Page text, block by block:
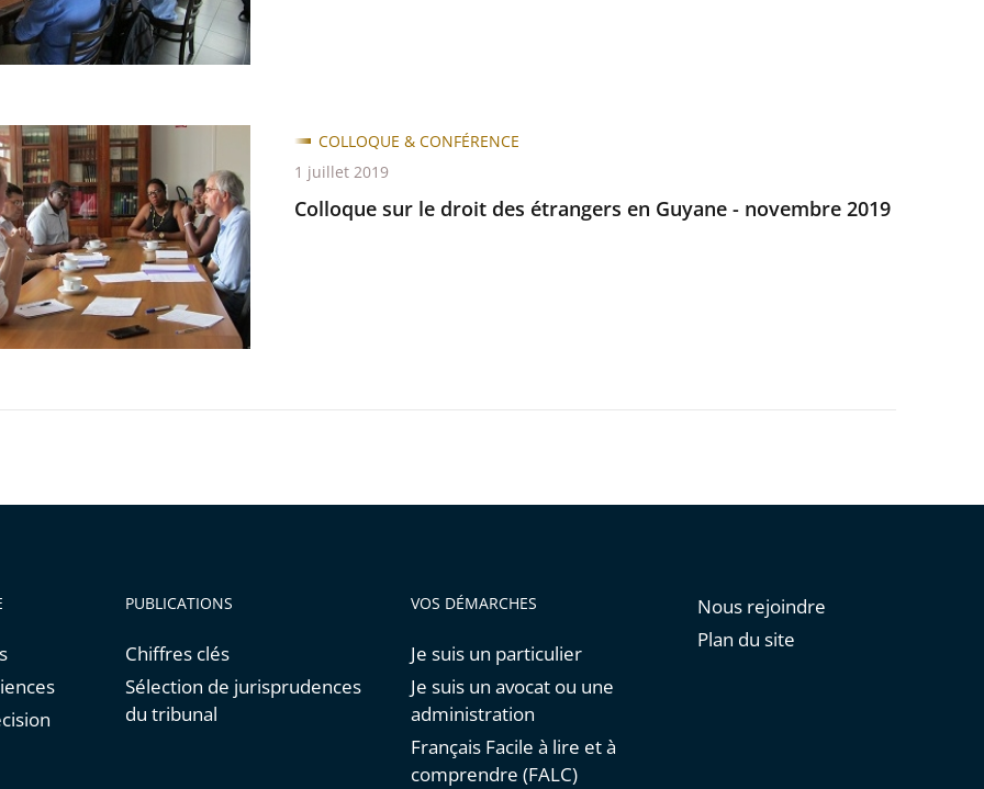
Colloque sur le droit des étrangers en Guyane - novembre 2019
COLLOQUE & CONFÉRENCE
1 juillet 2019
PUBLICATIONS
Chiffres clés
Sélection de jurisprudences
du tribunal
VOS DÉMARCHES
Je suis un particulier
Je suis un avocat ou une
administration
Français Facile à lire et à
comprendre (FALC)
Nous rejoindre
Plan du site